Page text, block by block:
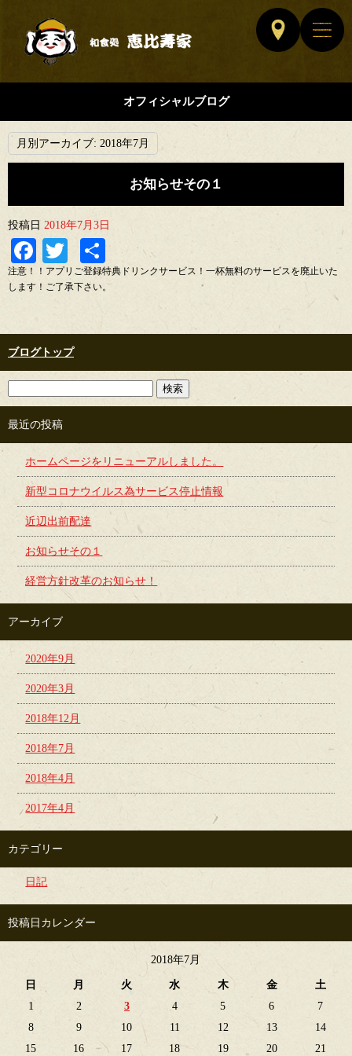
オフィシャルブログ
月別アーカイブ: 2018年7月
お知らせその１
投稿日 2018年7月3日
Facebook
Twitter
有
注意！！アプリご登録特典ドリンクサービス！一杯無料のサービスを廃止いた
します！ご了承下さい。
ブログトップ
最近の投稿
ホームページをリニューアルしました。
新型コロナウイルス為サービス停止情報
近辺出前配達
お知らせその１
経営方針改革のお知らせ！
アーカイブ
2020年9月
2020年3月
2018年12月
2018年7月
2018年4月
2017年4月
カテゴリー
日記
投稿日カレンダー
2018年7月
日 月 火 水 木 金
土
1
2 3 4 5 6
7
8
9 10 11 12 13
14
15
16 17 18 19 20 21